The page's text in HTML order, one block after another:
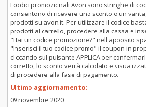
I codici promozionali Avon sono stringhe di
consentono di ricevere uno sconto o un
prodotti su avon.it. Per utilizzare il codice
prodotti al carrello, procedere alla cassa e
"Hai un codice promozione?" nell'apposito
"Inserisci il tuo codice promo" il coupon in
cliccando sul pulsante APPLICA per
corretto, lo sconto verrà calcolato e
di procedere alla fase di pagamento.
Ultimo aggiornamento:
09 novembre 2020